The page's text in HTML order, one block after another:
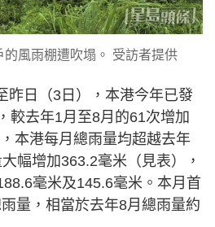
的風雨棚遭吹塌。 受訪者提供
昨日（3日），本港今年已發
較去年1月至8月的61次增加
本港每月總雨量均超越去年
幅增加363.2毫米（見表），
毫米及145.6毫米。本月首
量，相當於去年8月總雨量約